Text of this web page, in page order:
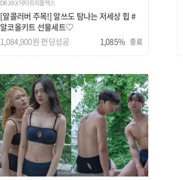
DR.XXX 닥터트리플엑스
[알콜러버 주목!] 알쓰도 탐나는 저세상 힙 #
알코올키트 선물세트♡
1,084,900원 펀딩성공
종료
1,085%